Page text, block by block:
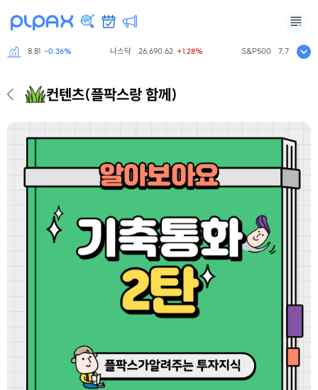
798.81 -0.36% 나스닥 26,690.62 +1.28% S&P500 7,757.64
컨텐츠(플팍스랑 함께)